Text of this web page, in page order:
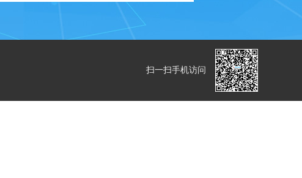
扫一扫手机访问